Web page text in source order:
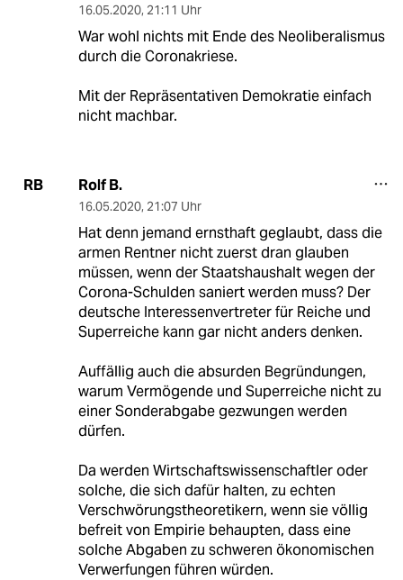
16.05.2020, 21:11 Uhr
War wohl nichts mit Ende des Neoliberalismus
durch die Coronakriese.
Mit der Repräsentativen Demokratie einfach
nicht machbar.
RB Rolf B.
16.05.2020, 21:07 Uhr
Hat denn jemand ernsthaft geglaubt, dass die
armen Rentner nicht zuerst dran glauben
müssen, wenn der Staatshaushalt wegen der
Corona-Schulden saniert werden muss? Der
deutsche Interessenvertreter für Reiche und
Superreiche kann gar nicht anders denken.
Auffällig auch die absurden Begründungen,
warum Vermögende und Superreiche nicht zu
einer Sonderabgabe gezwungen werden
dürfen.
Da werden Wirtschaftswissenschaftler oder
solche, die sich dafür halten, zu echten
Verschwörungstheoretikern, wenn sie völlig
befreit von Empirie behaupten, dass eine
solche Abgaben zu schweren ökonomischen
Verwerfungen führen würden.